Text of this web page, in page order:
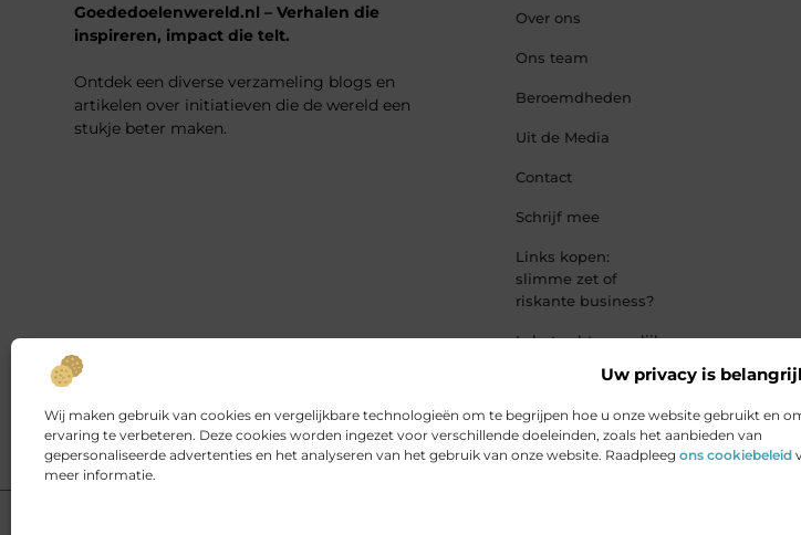
Uw privacy is
Wij maken gebruik van cookies en vergelijkbare technologieën om te begrijpen hoe u onze website gebruikt en
ervaring te verbeteren. Deze cookies worden ingezet voor verschillende doeleinden, zoals het aanbieden van
gepersonaliseerde advertenties en het analyseren van het gebruik van onze website. Raadpleeg ons cookiebeleid
meer informatie.
Goededoelenwereld.nl – Verhalen die
inspireren, impact die telt.
Ontdek een diverse verzameling blogs en
artikelen over initiatieven die de wereld een
stukje beter maken.
Over ons
Ons team
Beroemdheden
Uit de Media
Contact
Schrijf mee
Links kopen:
slimme zet of
riskante business?
Is het echt mogelijk
verdienen met je
website?